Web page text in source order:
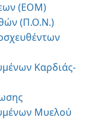
(ΕΟΜ)
(Π.Ο.Ν.)
Καρδιάς-
Μυελού